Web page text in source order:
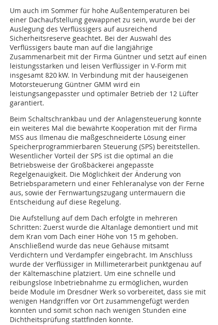
Um auch im Sommer für hohe Außentemperaturen bei
einer Dachaufstellung gewappnet zu sein, wurde bei der
Auslegung des Verflüssigers auf ausreichend
Sicherheitsreserve geachtet. Bei der Auswahl des
Verflüssigers baute man auf die langjährige
Zusammenarbeit mit der Firma Güntner und setzt auf einen
leistungsstarken und leisen Verflüssiger in V-Form mit
insgesamt 820 kW. In Verbindung mit der hauseigenen
Motorsteuerung Güntner GMM wird ein
leistungsangepasster und optimaler Betrieb der 12 Lüfter
garantiert.
Beim Schaltschrankbau und der Anlagensteuerung konnte
ein weiteres Mal die bewährte Kooperation mit der Firma
MSS aus Ilmenau die maßgeschneiderte Lösung einer
Speicherprogrammierbaren Steuerung (SPS) bereitstellen.
Wesentlicher Vorteil der SPS ist die optimal an die
Betriebsweise der Großbäckerei angepasste
Regelgenauigkeit. Die Möglichkeit der Änderung von
Betriebsparametern und einer Fehleranalyse von der Ferne
aus, sowie der Fernwartungszugang untermauern die
Entscheidung auf diese Regelung.
Die Aufstellung auf dem Dach erfolgte in mehreren
Schritten: Zuerst wurde die Altanlage demontiert und mit
dem Kran vom Dach einer Höhe von 15 m gehoben.
Anschließend wurde das neue Gehäuse mitsamt
Verdichtern und Verdampfer eingebracht. Im Anschluss
wurde der Verflüssiger in Millimeterarbeit punktgenau auf
der Kältemaschine platziert. Um eine schnelle und
reibungslose Inbetriebnahme zu ermöglichen, wurden
beide Module im Dresdner Werk so vorbereitet, dass sie mit
wenigen Handgriffen vor Ort zusammengefügt werden
konnten und somit schon nach wenigen Stunden eine
Dichtheitsprüfung stattfinden konnte.